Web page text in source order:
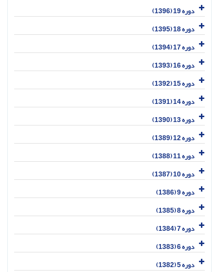
دوره 19 (1396)
دوره 18 (1395)
دوره 17 (1394)
دوره 16 (1393)
دوره 15 (1392)
دوره 14 (1391)
دوره 13 (1390)
دوره 12 (1389)
دوره 11 (1388)
دوره 10 (1387)
دوره 9 (1386)
دوره 8 (1385)
دوره 7 (1384)
دوره 6 (1383)
دوره 5 (1382)